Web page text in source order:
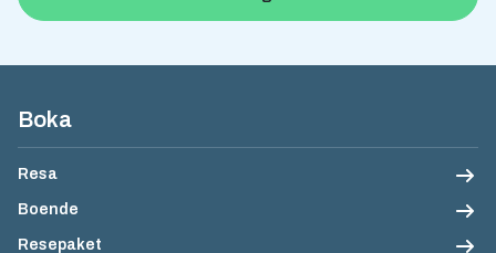
Sidfotsnavigation
Boka
Resa
Boende
Resepaket